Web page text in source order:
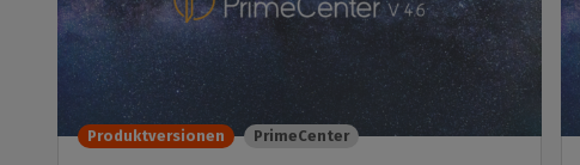
Produktversionen PrimeCenter